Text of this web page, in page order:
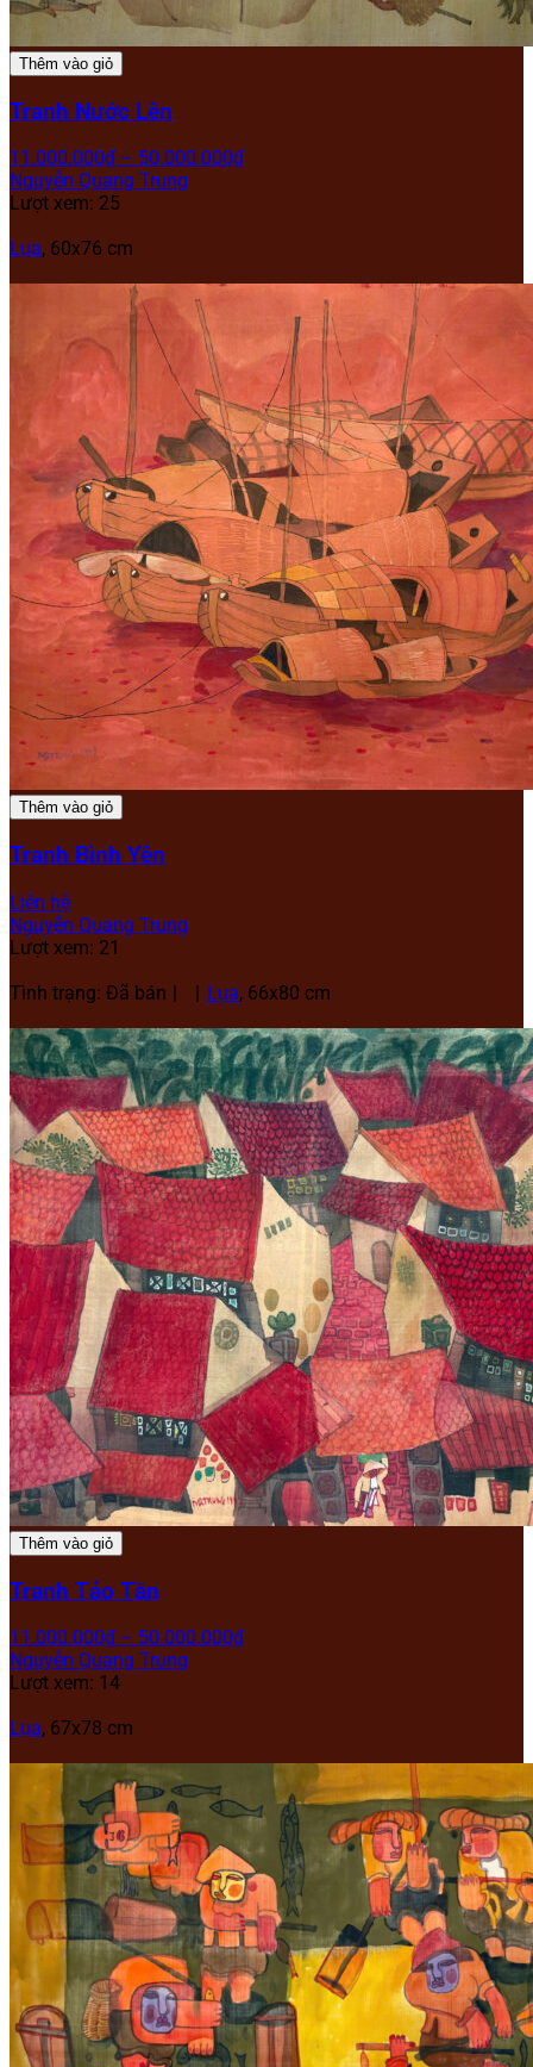
Thêm vào giỏ
Tranh Nước Lên
11.000.000₫ – 50.000.000₫
Nguyễn Quang Trung
Lượt xem: 25
Lụa, 60x76 cm
Thêm vào giỏ
Tranh Bình Yên
Liên hệ
Nguyễn Quang Trung
Lượt xem: 21
Tình trạng: Đã bán
Lụa, 66x80 cm
Thêm vào giỏ
Tranh Tảo Tần
11.000.000₫ – 50.000.000₫
Nguyễn Quang Trung
Lượt xem: 14
Lụa, 67x78 cm